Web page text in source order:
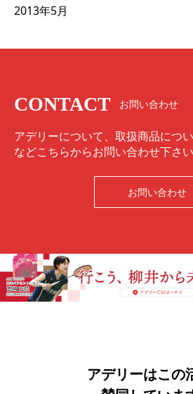
2013年5月
CONTACT お問い合わせ
アデリーについて、取扱商品につ
などこちらからお問い合わせ下さい
お問い合わせ
アデリーはこの